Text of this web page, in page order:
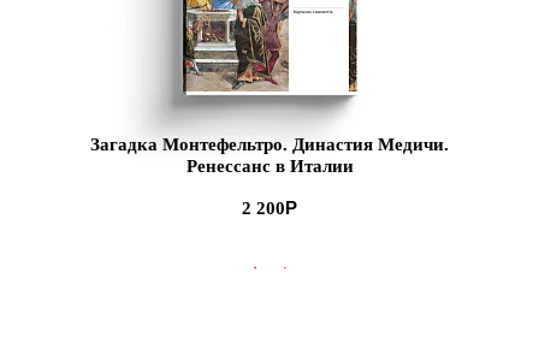
Загадка Монтефельтро. Династия Медичи.
Ренессанс в Италии
2 200
В КОРЗИНУ